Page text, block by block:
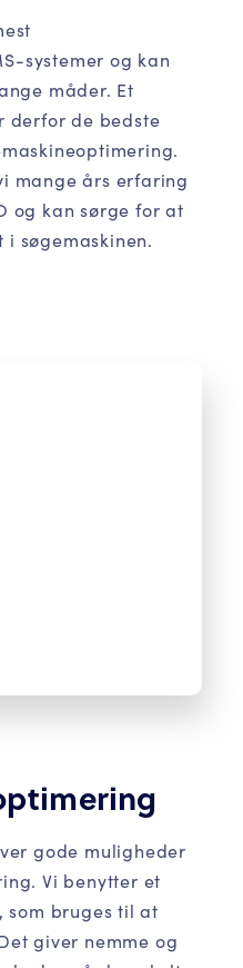
systemer og kan
måder. Et
derfor de bedste
mange års erfaring
og kan sørge for at
søgemaskinen.
gode muligheder
Vi benytter et
som bruges til at
giver nemme og